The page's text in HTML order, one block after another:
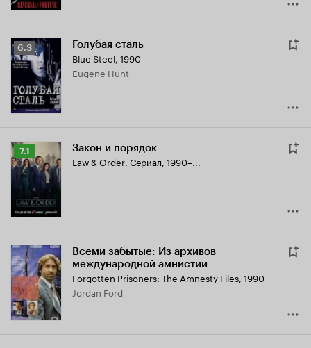
Рейтинг
Кинопоиска
6.3 Голубая сталь
Blue Steel, 1990
Eugene Hunt
Рейтинг
Кинопоиска
7.1
7.1 Закон и порядок
Law & Order, Сериал, 1990–...
Всеми забытые: Из архивов
международной амнистии
Forgotten Prisoners: The Amnesty Files, 1990
Jordan Ford